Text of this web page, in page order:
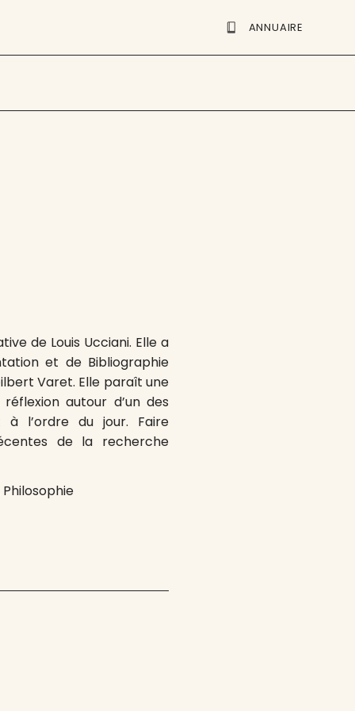
ANNUAIRE
de Louis Ucciani. Elle a
et de Bibliographie
Varet. Elle paraît une
autour d’un des
l’ordre du jour. Faire
de la recherche